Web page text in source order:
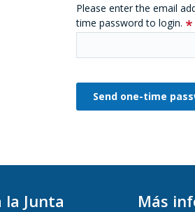
Please enter the email
time password to login.
la Junta Más